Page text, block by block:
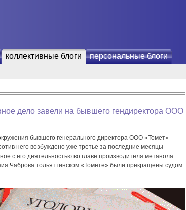
коллективные блоги персональные блоги
дело завели на бывшего гендиректора ООО
бывшего генерального директора ООО «Томет»
него возбуждено уже третье за последние месяцы
с его деятельностью во главе производителя метанола.
Чаброва тольяттинском «Томете» были прекращены судом